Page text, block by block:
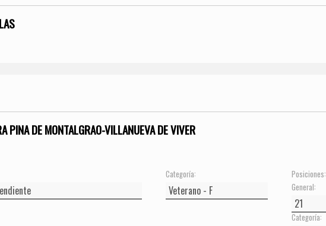
PINA DE MONTALGRAO-VILLANUEVA DE VIVER
Categoría:
Posiciones:
General:
Categoría: